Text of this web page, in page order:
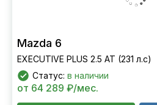
Mazda 6
EXECUTIVE PLUS 2.5 AT (231 л.с)
Статус: в наличии
от 64 289 ₽/мес.